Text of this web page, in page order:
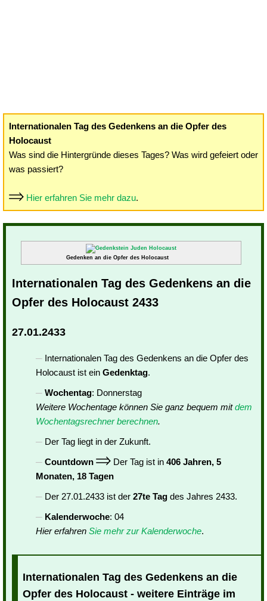
Internationalen Tag des Gedenkens an die Opfer des
Holocaust
Was sind die Hintergründe dieses Tages? Was wird gefeiert oder
was passiert?
Hier erfahren Sie mehr dazu.
Gedenken an die Opfer des Holocaust
Internationalen Tag des Gedenkens an die
Opfer des Holocaust 2433
27.01.2433
Internationalen Tag des Gedenkens an die Opfer des
Holocaust ist ein Gedenktag.
Wochentag: Donnerstag
Weitere Wochentage können Sie ganz bequem mitdem
Wochentagsrechner berechnen.
Der Tag liegt in der Zukunft.
Countdown
Der Tag ist in 406 Jahren, 5
Monaten, 18 Tagen
Der 27.01.2433 ist der 27te Tag des Jahres 2433.
Kalenderwoche: 04
Hier erfahren Sie mehr zur Kalenderwoche.
Internationalen Tag des Gedenkens an die
Opfer des Holocaust - weitere Einträge im